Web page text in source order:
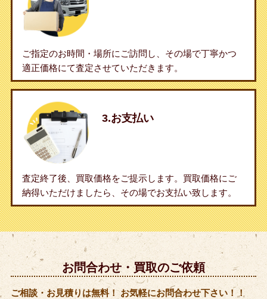
ご指定のお時間・場所にご訪問し、その場で丁寧かつ
適正価格にて査定させていただきます。
3.お支払い
査定終了後、買取価格をご提示します。買取価格にご
納得いただけましたら、その場でお支払い致します。
お問合わせ・買取のご依頼
ご相談・お見積りは無料！ お気軽にお問合わせ下さい！！